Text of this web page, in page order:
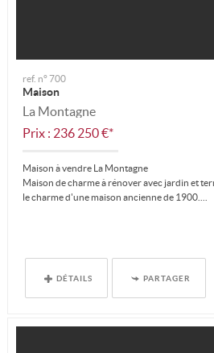
ref. n° 700
Maison
La Montagne
Prix : 236 250 €*
Maison à vendre La Montagne
Maison de charme à rénover avec jardin et
le charme d'une maison ancienne de 1900....
DÉTAILS PARTAGER